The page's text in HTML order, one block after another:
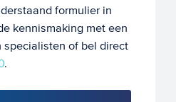
formulier in
kennismaking met een
specialisten of bel direct
.